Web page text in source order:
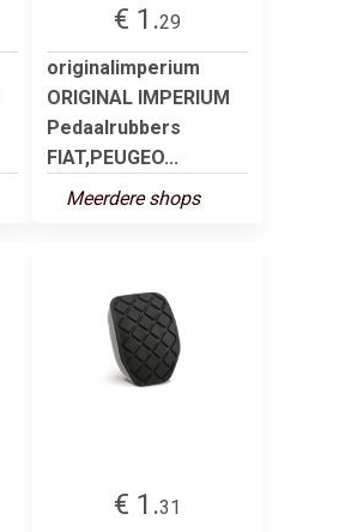
€ 1.29
originalimperium
ORIGINAL IMPERIUM
Pedaalrubbers
FIAT,PEUGEO...
Meerdere shops
€ 1.31